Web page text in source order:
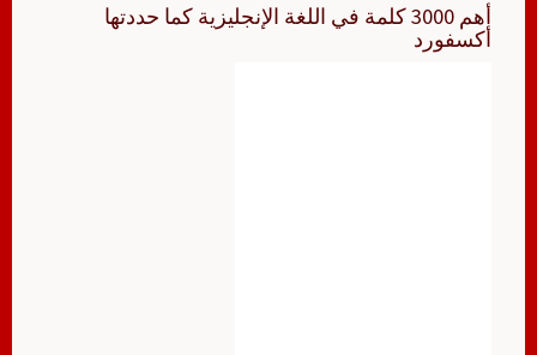
أهم 3000 كلمة في اللغة الإنجليزية كما حددتها
أكسفورد